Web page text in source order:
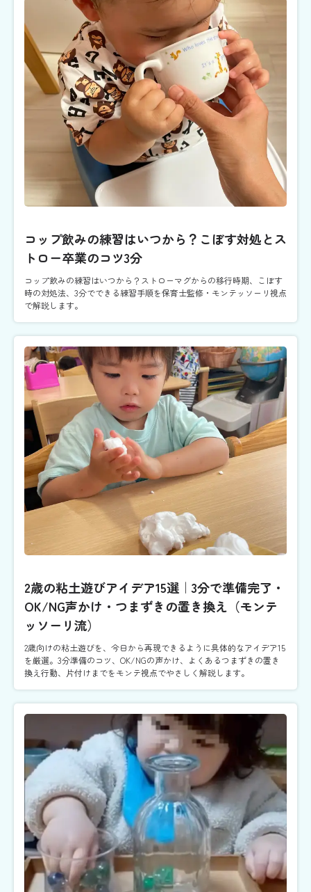
コップ飲みの練習はいつから？こぼす対処とス
トロー卒業のコツ3分
コップ飲みの練習はいつから？ストローマグからの移行時期、こぼす
時の対処法、3分でできる練習手順を保育士監修・モンテッソーリ視点
で解説します。
2歳の粘土遊びアイデア15選｜3分で準備完了・
OK/NG声かけ・つまずきの置き換え（モンテ
ッソーリ流）
2歳向けの粘土遊びを、今日から再現できるように具体的なアイデア15
を厳選。3分準備のコツ、OK/NGの声かけ、よくあるつまずきの置き
換え行動、片付けまでをモンテ視点でやさしく解説します。